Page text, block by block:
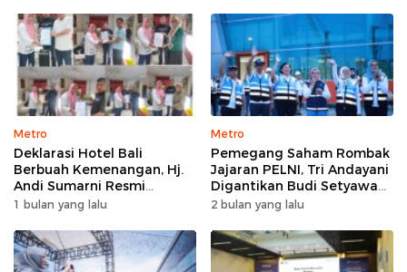
Metro
Deklarasi Hotel Bali
Berbuah Kemenangan, Hj.
Andi Sumarni Resmi
Nahkodai DPW FK PKBM
1 bulan yang lalu
Metro
Pemegang Saham Rombak
Jajaran PELNI, Tri Andayani
Digantikan Budi Setyawan
Wijaya sebagai Dirut
2 bulan yang lalu